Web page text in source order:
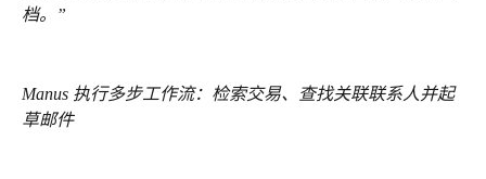
档。”
Manus 执行多步工作流：检索交易、查找关联联系人并起
草邮件